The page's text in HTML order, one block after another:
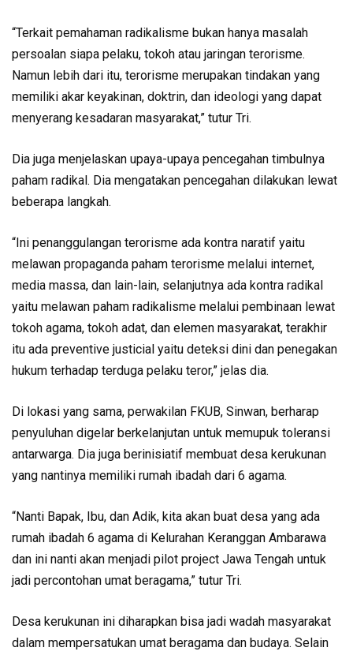
“Terkait pemahaman radikalisme bukan hanya masalah
persoalan siapa pelaku, tokoh atau jaringan terorisme.
Namun lebih dari itu, terorisme merupakan tindakan yang
memiliki akar keyakinan, doktrin, dan ideologi yang dapat
menyerang kesadaran masyarakat,” tutur Tri.
Dia juga menjelaskan upaya-upaya pencegahan timbulnya
paham radikal. Dia mengatakan pencegahan dilakukan lewat
beberapa langkah.
“Ini penanggulangan terorisme ada kontra naratif yaitu
melawan propaganda paham terorisme melalui internet,
media massa, dan lain-lain, selanjutnya ada kontra radikal
yaitu melawan paham radikalisme melalui pembinaan lewat
tokoh agama, tokoh adat, dan elemen masyarakat, terakhir
itu ada preventive justicial yaitu deteksi dini dan penegakan
hukum terhadap terduga pelaku teror,” jelas dia.
Di lokasi yang sama, perwakilan FKUB, Sinwan, berharap
penyuluhan digelar berkelanjutan untuk memupuk toleransi
antarwarga. Dia juga berinisiatif membuat desa kerukunan
yang nantinya memiliki rumah ibadah dari 6 agama.
“Nanti Bapak, Ibu, dan Adik, kita akan buat desa yang ada
rumah ibadah 6 agama di Kelurahan Keranggan Ambarawa
dan ini nanti akan menjadi pilot project Jawa Tengah untuk
jadi percontohan umat beragama,” tutur Tri.
Desa kerukunan ini diharapkan bisa jadi wadah masyarakat
dalam mempersatukan umat beragama dan budaya. Selain